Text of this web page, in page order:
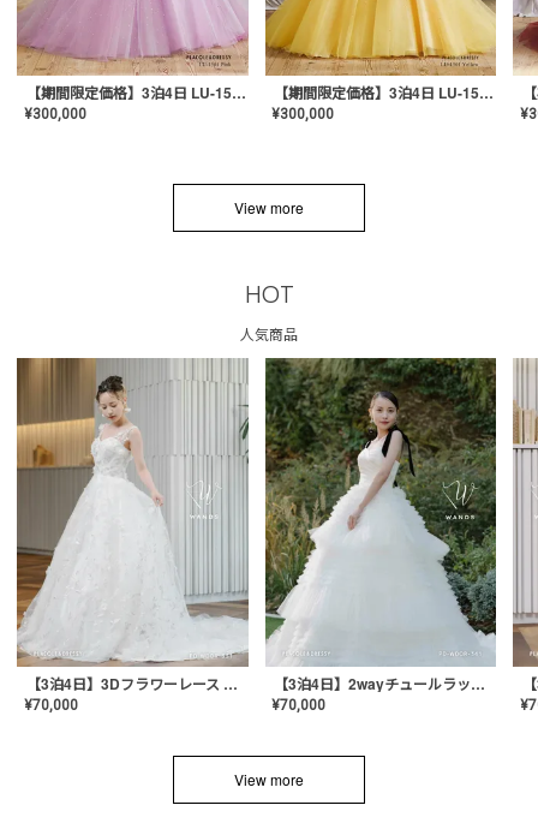
【期間限定価格】3泊4日 LU-1501(Pink)
¥300,000
【期間限定価格】3泊4日 LU-1501(Yellow)
¥300,000 ¥
View more
HOT
人気商品
【3泊4日】3Dフラワーレース ドレス〈PD-WDOR-331〉
¥70,000
【3泊4日】2wayチュールラッフルドレス〈PD-WDOR-341RTL〉
¥70,000 ¥
View more